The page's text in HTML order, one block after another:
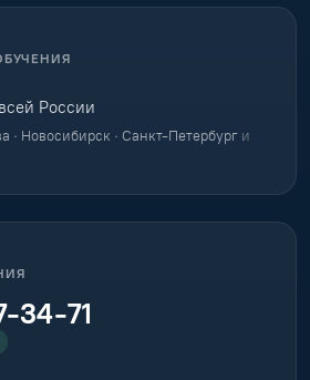
России
· Новосибирск · Санкт-Петербург и
34-71